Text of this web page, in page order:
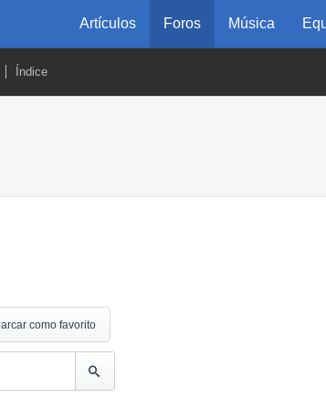
Artículos Foros Música
Índice
como favorito